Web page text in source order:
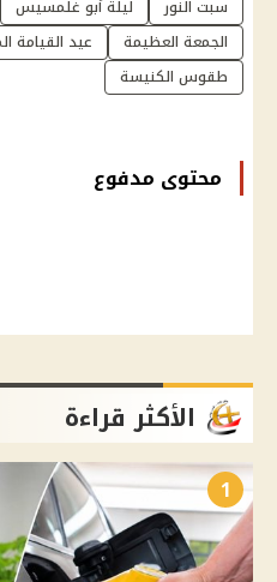
سبت النور
ليلة أبو غلمسيس
الجمعة العظيمة
عيد القيامة
طقوس الكنيسة
محتوى مدفوع
الأكثر قراءة
1